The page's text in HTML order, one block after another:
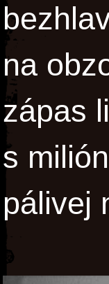
na
zápas
s
pálivej